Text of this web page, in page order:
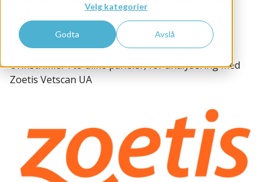
Velg kategorier
Godta Avslå
Strips
AX_1500-0013-50 - Bestillingsvare
Urinstrimler i to ulike paneler, for analysering med
Zoetis Vetscan UA